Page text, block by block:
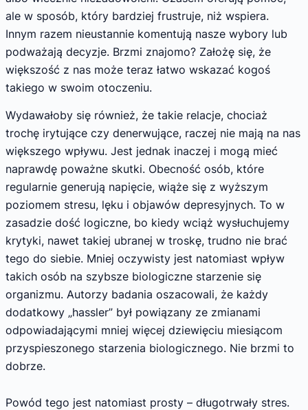
ale w sposób, który bardziej frustruje, niż wspiera.
Innym razem nieustannie komentują nasze wybory lub
podważają decyzje. Brzmi znajomo? Założę się, że
większość z nas może teraz łatwo wskazać kogoś
takiego w swoim otoczeniu.
Wydawałoby się również, że takie relacje, chociaż
trochę irytujące czy denerwujące, raczej nie mają na nas
większego wpływu. Jest jednak inaczej i mogą mieć
naprawdę poważne skutki. Obecność osób, które
regularnie generują napięcie, wiąże się z wyższym
poziomem stresu, lęku i objawów depresyjnych. To w
zasadzie dość logiczne, bo kiedy wciąż wysłuchujemy
krytyki, nawet takiej ubranej w troskę, trudno nie brać
tego do siebie. Mniej oczywisty jest natomiast wpływ
takich osób na szybsze biologiczne starzenie się
organizmu. Autorzy badania oszacowali, że każdy
dodatkowy „hassler” był powiązany ze zmianami
odpowiadającymi mniej więcej dziewięciu miesiącom
przyspieszonego starzenia biologicznego. Nie brzmi to
dobrze.
Powód tego jest natomiast prosty – długotrwały stres.